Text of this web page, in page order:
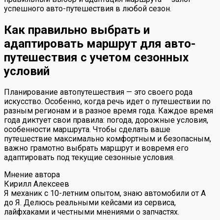
успешного авто-путешествия в любой сезон.
Как правильно выбрать и
адаптировать маршрут для авто-
путешествия с учетом сезонных
условий
Планирование автопутешествия — это своего рода
искусство. Особенно, когда речь идет о путешествии по
разным регионам и в разное время года. Каждое время
года диктует свои правила: погода, дорожные условия,
особенности маршрута. Чтобы сделать ваше
путешествие максимально комфортным и безопасным,
важно грамотно выбрать маршрут и вовремя его
адаптировать под текущие сезонные условия.
Мнение автора
Кирилл Алексеев
Я механик с 10-летним опытом, знаю автомобили от А
до Я. Делюсь реальными кейсами из сервиса,
лайфхаками и честными мнениями о запчастях.